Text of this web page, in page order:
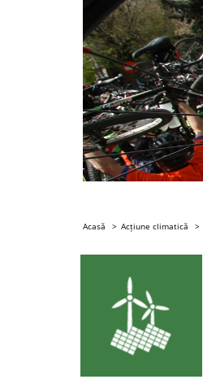
Acasă Acțiune climatică